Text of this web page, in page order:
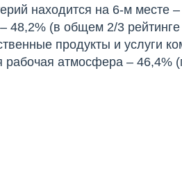
находится на 6-м месте
48,2% (в общем 2/3
продукты и услуги
рабочая атмосфера – 46,4%